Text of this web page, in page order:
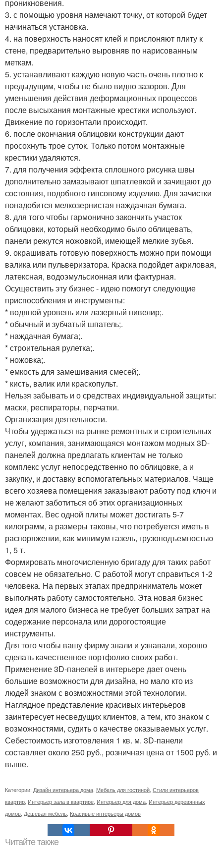
проникновения.
3. с помощью уровня намечают точку, от которой будет
начинаться установка.
4. на поверхность наносят клей и прислоняют плиту к
стене, предварительно выровняв по нарисованным
меткам.
5. устанавливают каждую новую часть очень плотно к
предыдущим, чтобы не было видно зазоров. Для
уменьшения действия деформационных процессов
после высыхания монтажные крестики используют.
Движение по горизонтали происходит.
6. после окончания облицовки конструкции дают
просохнуть трое суток. Только потом монтажные
крестики удаляются.
7. для получения эффекта сплошного рисунка швы
дополнительно замазывают шпатлевкой и зачищают до
состояния, подобного гипсовому изделию. Для зачистки
понадобится мелкозернистая наждачная бумага.
8. для того чтобы гармонично закончить участок
облицовки, который необходимо было облицевать,
панели режутся ножовкой, имеющей мелкие зубья.
9. окрашивать готовую поверхность можно при помощи
валика или пульверизатора. Краска подойдет акриловая,
латексная, водоэмульсионная или фактурная.
Осуществить эту бизнес - идею помогут следующие
приспособления и инструменты:
* водяной уровень или лазерный нивелир;.
* обычный и зубчатый шпатель;.
* наждачная бумага;.
* строительная рулетка;.
* ножовка;.
* емкость для замешивания смесей;.
* кисть, валик или краскопульт.
Нельзя забывать и о средствах индивидуальной защиты:
маски, респираторы, перчатки.
Организация деятельности.
Чтобы удержаться на рынке ремонтных и строительных
услуг, компания, занимающаяся монтажом модных 3D-
панелей должна предлагать клиентам не только
комплекс услуг непосредственно по облицовке, а и
закупку, и доставку вспомогательных материалов. Чаще
всего хозяева помещения заказывают работу под ключ и
не желают заботиться об этих организационных
моментах. Вес одной плиты может достигать 5-7
килограмм, а размеры таковы, что потребуется иметь в
распоряжении, как минимум газель, грузоподъемностью
1, 5 т.
Формировать многочисленную бригаду для таких работ
совсем не обязательно. С работой могут справиться 1-2
человека. На первых этапах предприниматель может
выполнять работу самостоятельно. Эта новая бизнес
идея для малого бизнеса не требует больших затрат на
содержание персонала или дорогостоящие
инструменты.
Для того чтобы вашу фирму знали и узнавали, хорошо
сделать качественное портфолио своих работ.
Применение 3D-панелей в интерьере дает очень
большие возможности для дизайна, но мало кто из
людей знаком с возможностями этой технологии.
Наглядное представление красивых интерьеров
заинтересует несведущих клиентов, а тем, кто знаком с
возможностями, судить о качестве оказываемых услуг.
Себестоимость изготовления 1 кв. м. 3D-панели
составляет около 250 руб., розничная цена от 1500 руб. и
выше.
Категории: Дизайн интерьера дома Мебель для гостиной Стили интерьеров
квартир Интерьер зала в квартире Интерьер для дома Интерьер деревянных
домов Дешевая мебель Красивые интерьеры домов
Читайте также